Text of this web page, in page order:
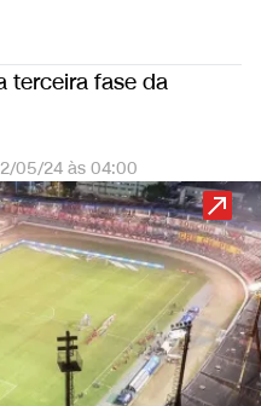
terceira fase da
05/24 às 04:00